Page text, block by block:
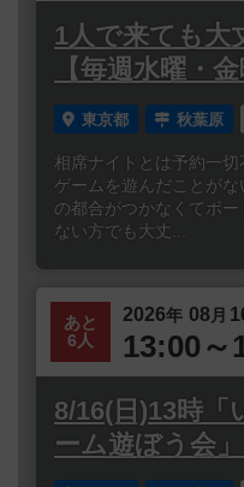
1人で来ても大
【毎週水曜・
東京都 秋葉原
相席ナイトとは予約一
ゲームを遊んだことが
の都合がつかなくてボ
ない方でも大丈...
あと
6人
2026年 08 月
13:00～
8/16(日)13時
ーム遊ぼう会」